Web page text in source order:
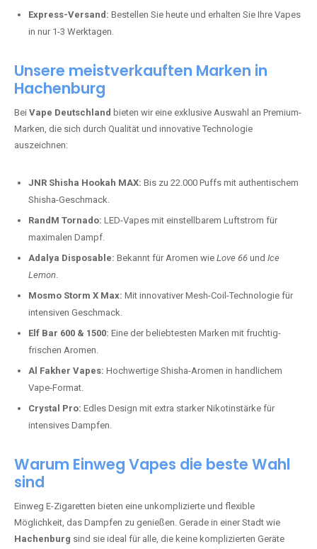
Express-Versand: Bestellen Sie heute und erhalten Sie Ihre Vapes
in nur 1-3 Werktagen.
Unsere meistverkauften Marken in
Hachenburg
Bei Vape Deutschland bieten wir eine exklusive Auswahl an Premium-
Marken, die sich durch Qualität und innovative Technologie
auszeichnen:
JNR Shisha Hookah MAX: Bis zu 22.000 Puffs mit authentischem
Shisha-Geschmack.
RandM Tornado: LED-Vapes mit einstellbarem Luftstrom für
maximalen Dampf.
Adalya Disposable: Bekannt für Aromen wie Love 66 und Ice
Lemon.
Mosmo Storm X Max: Mit innovativer Mesh-Coil-Technologie für
intensiven Geschmack.
Elf Bar 600 & 1500: Eine der beliebtesten Marken mit fruchtig-
frischen Aromen.
Al Fakher Vapes: Hochwertige Shisha-Aromen in handlichem
Vape-Format.
Crystal Pro: Edles Design mit extra starker Nikotinstärke für
intensives Dampfen.
Warum Einweg Vapes die beste Wahl
sind
Einweg E-Zigaretten bieten eine unkomplizierte und flexible
Möglichkeit, das Dampfen zu genießen. Gerade in einer Stadt wie
Hachenburg sind sie ideal für alle, die keine komplizierten Geräte